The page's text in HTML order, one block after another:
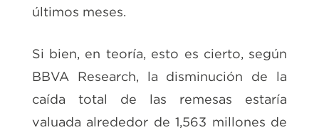
últimos meses.
Si bien, en teoría, esto es cierto, según
BBVA Research, la disminución de la
caída total de las remesas estaría
valuada alrededor de 1,563 millones de